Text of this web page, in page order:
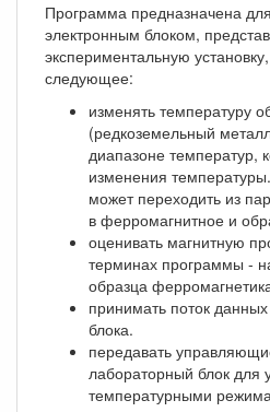
Программа предназначена
электронным блоком,
экспериментальную
следующее:
изменять температуру
(редкоземельный
диапазоне температур,
изменения
может переходить из
в ферромагнитное и
оценивать магнитную
терминах программы -
образца
принимать поток
блока.
передавать
лабораторный блок для
температурными